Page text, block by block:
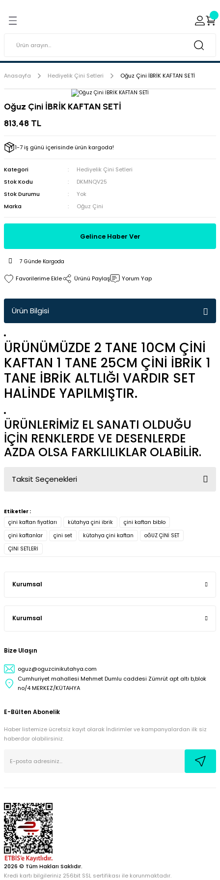
Porselen Boyaları (Toz
Kabartma Boyaları
Tabaklar
Anasayfa Hediyelik Çini Setleri Oğuz Çini İBRİK KAFTAN SETİ
Oğuz Çini İBRİK KAFTAN SETİ
813,48 TL
1-7 iş günü içerisinde ürün kargoda!
Kategori
Hediyelik Çini Setleri
Stok Kodu
DKMNQV25
Stok Durumu
Yok
Marka
Oğuz Çini
Gelince Haber Ver
7 Günde Kargoda
Ürünü Paylaş Yorum Yap
Ürün Bilgisi
ÜRÜNÜMÜZDE 2 TANE 10CM ÇİNİ
KAFTAN 1 TANE 25CM ÇİNİ İBRİK 1
TANE İBRİK ALTLIĞI VARDIR SET
HALİNDE YAPILMIŞTIR.
ÜRÜNLERİMİZ EL SANATI OLDUĞU
İÇİN RENKLERDE VE DESENLERDE
AZDA OLSA FARKLILIKLAR OLABİLİR.
Taksit Seçenekleri
Etiketler :
çini kaftan fiyatları
kütahya çini ibrik
çini kaftan biblo
çini kaftanlar
çini set kütahya çini kaftan
oĞUZ ÇİNİ SET
ÇİNİ SETLERİ
Kurumsal
Kurumsal
Bize Ulaşın
oguz@oguzcinikutahya.com
Cumhuriyet mahallesi Mehmet Dumlu caddesi Zümrüt apt altı b,blok
no/4 MERKEZ/KÜTAHYA
E-Bülten Abonelik
Haber listemize ücretsiz kayıt olarak İndirimler ve kampanyalardan ilk siz
haberdar olabilirsiniz.
2026 © Tüm Hakları Saklıdır.
Kredi kartı bilgileriniz 256bit SSL sertifikası ile korunmaktadır.